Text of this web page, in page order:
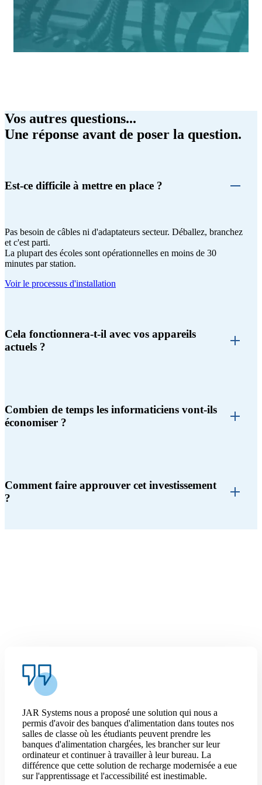
Vos autres questions...
Une réponse avant de poser la question.
Est-ce difficile à mettre en place ?
Pas besoin de câbles ni d'adaptateurs secteur. Déballez, branchez
et c'est parti.
La plupart des écoles sont opérationnelles en moins de 30
minutes par station.
Voir le processus d'installation
Cela fonctionnera-t-il avec vos appareils
actuels ?
Combien de temps les informaticiens vont-ils
économiser ?
Comment faire approuver cet investissement
?
JAR Systems nous a proposé une solution qui nous a
permis d'avoir des banques d'alimentation dans toutes nos
salles de classe où les étudiants peuvent prendre les
banques d'alimentation chargées, les brancher sur leur
ordinateur et continuer à travailler à leur bureau. La
différence que cette solution de recharge modernisée a eue
sur l'apprentissage et l'accessibilité est inestimable.